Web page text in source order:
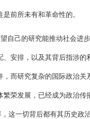
前所未有和革命性的。
自己的研究能推动社会进
安排，以及其背后指涉的
而研究复杂的国际政治关
荣发展，已经成为政治
这一切背后都有其历史政治